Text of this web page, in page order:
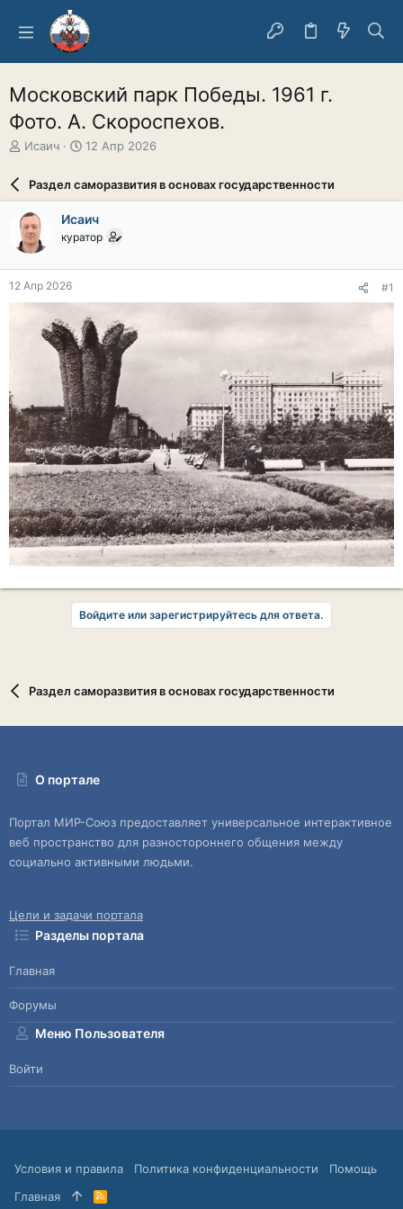
Московский парк Победы. 1961 г.
Фото. А. Скороспехов.
А
о
р
т
е
м
ы
Исаич
Д
а
а
ч
л
12 Апр 2026
Раздел саморазвития в основах государственности
Исаич
куратор
12 Апр 2026 #1
Войдите или зарегистрируйтесь для ответа.
Раздел саморазвития в основах государственности
О портале
Портал МИР-Союз предоставляет универсальное интерактивное
веб пространство для разностороннего общения между
социально активными людьми.
Цели и задачи портала
Разделы портала
Главная
Форумы
Меню Пользователя
Войти
Условия и правила Политика конфиденциальности
Помощь
Главная
R